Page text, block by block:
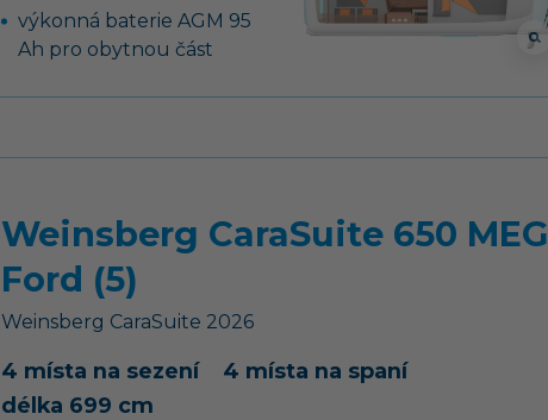
výkonná baterie AGM 95
Ah pro obytnou část
skříňka pro 2 PB lahve
(2x 11 kg)
centrální zamykání
dveří s dálkovým
ovládáním
rezervní kolo
Weinsberg CaraSuite 650 MEG
Ford (5)
Weinsberg CaraSuite 2026
4 místa na sezení
4 místa na spaní
délka 699 cm